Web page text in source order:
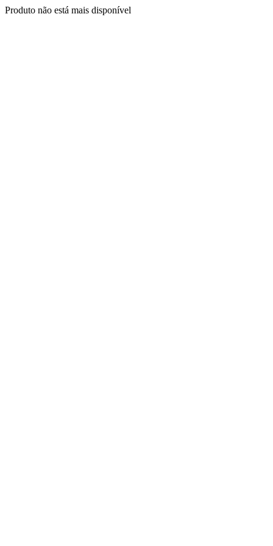
Produto não está mais disponível